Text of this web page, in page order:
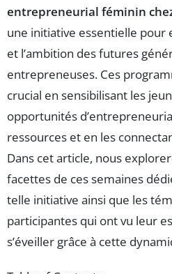
entrepreneurial féminin
une initiative essentielle pour
et l’ambition des futures
entrepreneuses. Ces
crucial en sensibilisant les
opportunités
ressources et en les
Dans cet article, nous
facettes de ces semaines
telle initiative ainsi que les
participantes qui ont vu leur
s’éveiller grâce à cette